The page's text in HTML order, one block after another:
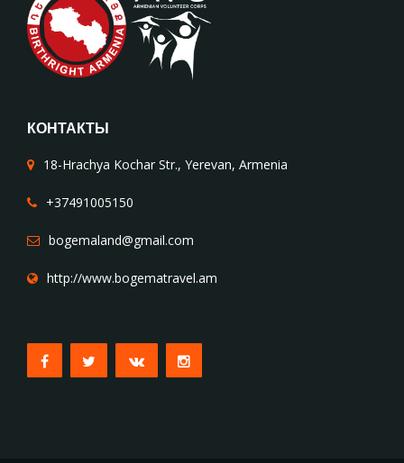
КОНТАКТЫ
18-Hrachya Kochar Str., Yerevan, Armenia
+37491005150
bogemaland@gmail.com
http://www.bogematravel.am